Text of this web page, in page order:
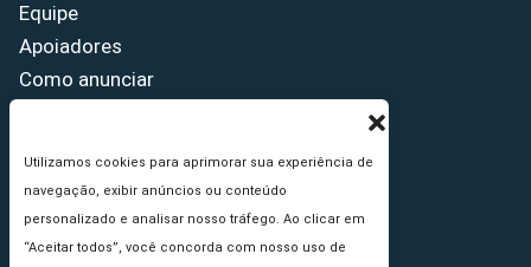
Utilizamos cookies para aprimorar sua experiência de
navegação, exibir anúncios ou conteúdo
personalizado e analisar nosso tráfego. Ao clicar em
“Aceitar todos”, você concorda com nosso uso de
Equipe
Apoiadores
Como anunciar
Princípios Editoriais